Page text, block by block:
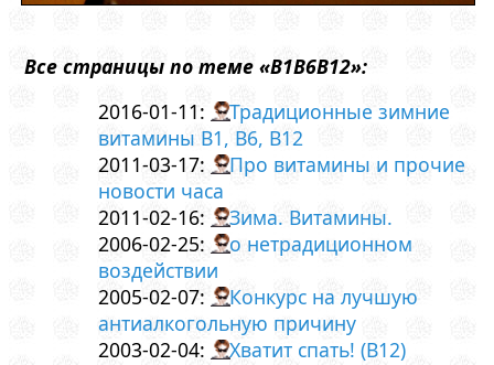
Все страницы по теме «B1B6B12»:
2016-01-11:
Традиционные зимние
витамины B1, B6, B12
2011-03-17:
Про витамины и прочие
новости часа
2011-02-16:
Зима. Витамины.
2006-02-25:
о нетрадиционном
воздействии
2005-02-07:
Конкурс на лучшую
антиалкогольную причину
2003-02-04:
Хватит спать! (B12)